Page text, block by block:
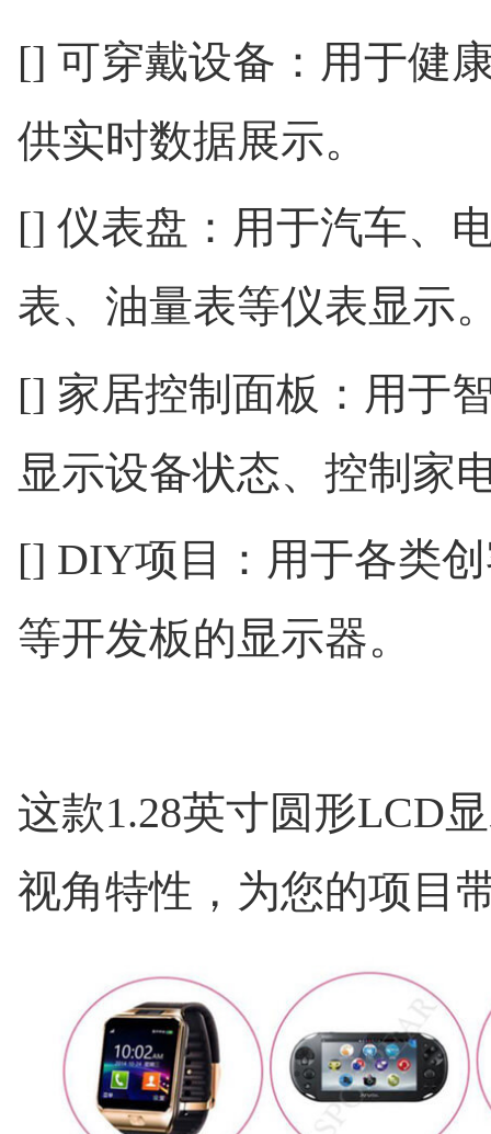
[] 可穿戴设备：用于健
供实时数据展示。
[] 仪表盘：用于汽车、
表、油量表等仪表显示
[] 家居控制面板：用于
显示设备状态、控制家
[] DIY项目：用于各类
等开发板的显示器。
这款1.28英寸圆形LCD
视角特性，为您的项目